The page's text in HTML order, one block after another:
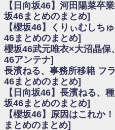
願いバッハ！』ミーグリ日程がこちら
欅坂/日向坂46まとめのまとめ / 【
これはマジギレしてる
乃木坂46アンテナ / 【櫻坂46】ハ
ィット!】
乃木坂あんてな ～乃木坂46・欅坂
をピックアップ / 良い品揃え！櫻坂46
シャルグッズ絶賛販売受付中
日向坂46まとめのまとめ / 【日向坂
いバッハ！』ミーグリ日程がこちら
日向坂46まとめのまとめ / 【元日向
ビで見かけるな
欅坂/日向坂46まとめのまとめ / 【
『Make or Break』オフィシャルグッズ
【日向坂46】河田陽菜卒
坂46まとめのまとめ]
【櫻坂46】くりぃむしち
46まとめのまとめ]
櫻坂46武元唯衣×大沼晶保
46アンテナ]
長濱ねる、事務所移籍 フ
46まとめのまとめ]
【日向坂46】長濱ねる、
坂46まとめのまとめ]
【櫻坂46】原因はこれか
まとめのまとめ]